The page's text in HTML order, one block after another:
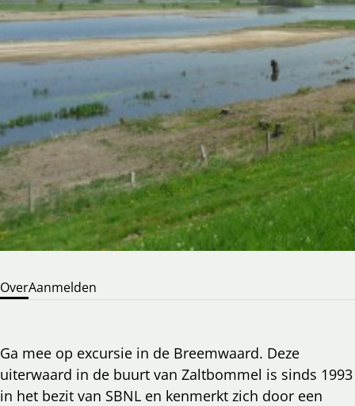
OverAanmelden
Ga mee op excursie in de Breemwaard. Deze
uiterwaard in de buurt van Zaltbommel is sinds 1993
in het bezit van SBNL en kenmerkt zich door een